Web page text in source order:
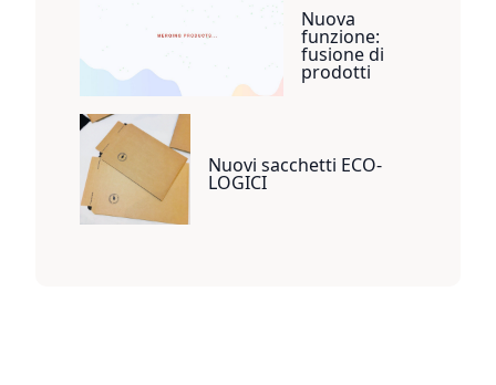
Nuova
funzione:
fusione di
prodotti
Nuovi sacchetti ECO-
LOGICI